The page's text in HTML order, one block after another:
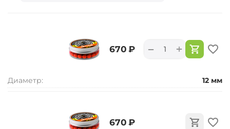
‍670‍ ₽ +
−
Диаметр: 12 мм
‍670‍ ₽